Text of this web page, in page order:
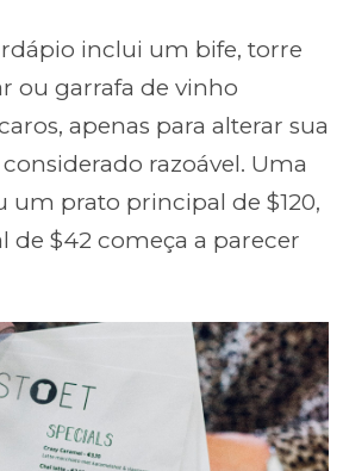
inclui um bife, torre
ou garrafa de vinho
apenas para alterar sua
razoável. Uma
um prato principal de $120,
de $42 começa a parecer